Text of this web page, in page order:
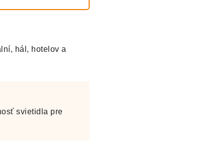
hál, hotelov a
svietidla pre